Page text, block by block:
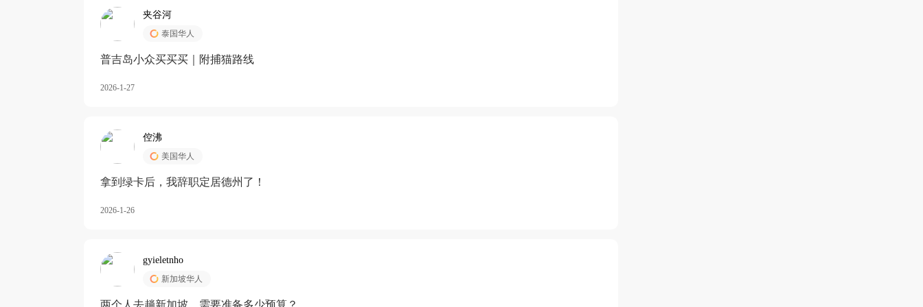
夹谷河
泰国华人
️普吉岛小众买买买｜附捕猫路线
2026-1-27
倥沸
美国华人
拿到绿卡后，我辞职定居德州了！
2026-1-26
gyieletnho
新加坡华人
两个人去趟新加坡，需要准备多少预算？